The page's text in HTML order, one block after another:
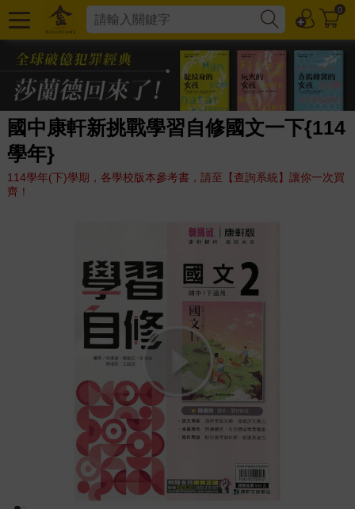
0
國中康軒新挑戰學習自修國文一下{114
學年}
114學年(下)學期，各學校版本參考書，請至【查詢系統】讓你一次買
齊！